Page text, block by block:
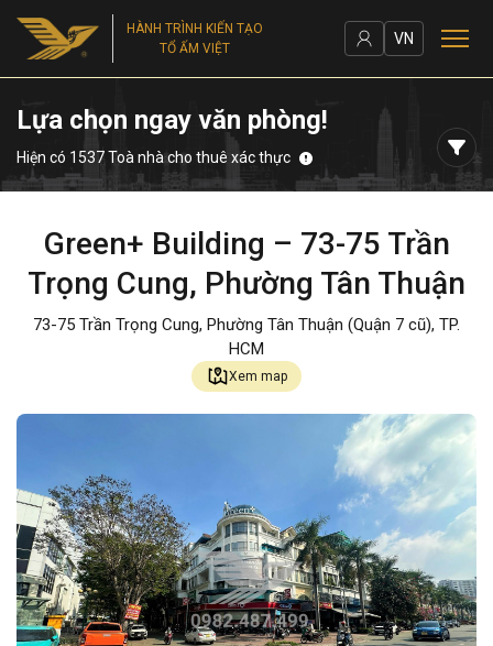
HÀNH TRÌNH KIẾN TẠO
TỔ ẤM VIỆT
VN
Lựa chọn ngay văn phòng!
Hiện có 1537 Toà nhà cho thuê xác thực
Green+ Building – 73-75 Trần
Trọng Cung, Phường Tân Thuận
73-75 Trần Trọng Cung, Phường Tân Thuận (Quận 7 cũ), TP.
HCM
Xem map